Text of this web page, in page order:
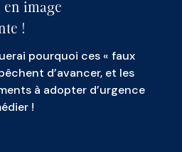
image
!
pourquoi ces « faux
d’avancer, et les
à adopter d’urgence
!